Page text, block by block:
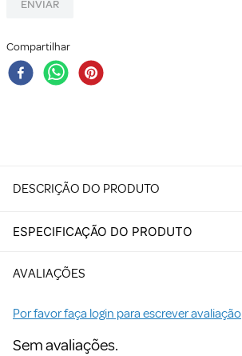
ENVIAR
Compartilhar
DESCRIÇÃO DO PRODUTO
ESPECIFICAÇÃO DO PRODUTO
AVALIAÇÕES
Por favor faça login para escrever avaliação
Sem avaliações.